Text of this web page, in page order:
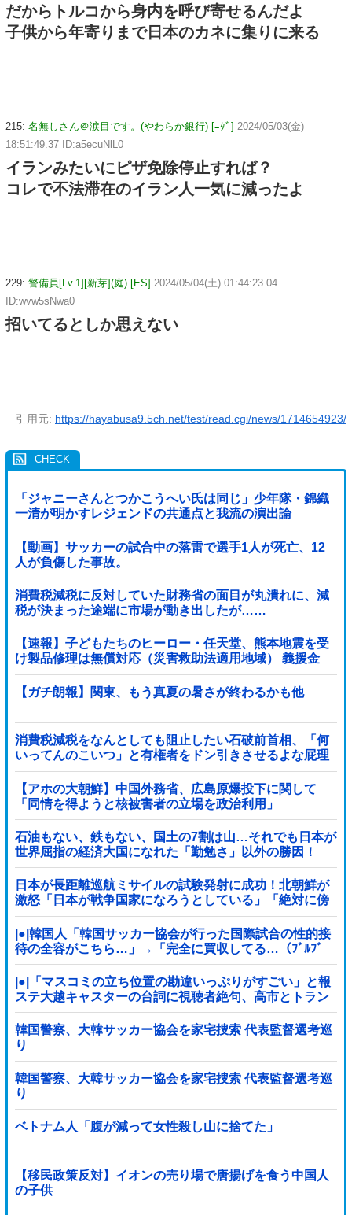
だからトルコから身内を呼び寄せるんだよ
子供から年寄りまで日本のカネに集りに来る
215: 名無しさん＠涙目です。(やわらか銀行) [ﾆﾀﾞ] 2024/05/03(金)
18:51:49.37 ID:a5ecuNlL0
イランみたいにピザ免除停止すれば？
コレで不法滞在のイラン人一気に減ったよ
229: 警備員[Lv.1][新芽](庭) [ES] 2024/05/04(土) 01:44:23.04
ID:wvw5sNwa0
招いてるとしか思えない
引用元: https://hayabusa9.5ch.net/test/read.cgi/news/1714654923/
「ジャニーさんとつかこうへい氏は同じ」少年隊・錦織
一清が明かすレジェンドの共通点と我流の演出論
【動画】サッカーの試合中の落雷で選手1人が死亡、12
人が負傷した事故。
消費税減税に反対していた財務省の面目が丸潰れに、減
税が決まった途端に市場が動き出したが……
【速報】子どもたちのヒーロー・任天堂、熊本地震を受
け製品修理は無償対応（災害救助法適用地域） 義援金
5000万円寄付
【ガチ朗報】関東、もう真夏の暑さが終わるかも他
消費税減税をなんとしても阻止したい石破前首相、「何
いってんのこいつ」と有権者をドン引きさせるよな屁理
屈を……
【アホの大朝鮮】中国外務省、広島原爆投下に関して
「同情を得ようと核被害者の立場を政治利用」
石油もない、鉄もない、国土の7割は山…それでも日本が
世界屈指の経済大国になれた「勤勉さ」以外の勝因！
日本が長距離巡航ミサイルの試験発射に成功！北朝鮮が
激怒「日本が戦争国家になろうとしている」「絶対に傍
観しない、必ず後悔させる」
|●|韓国人「韓国サッカー協会が行った国際試合の性的接
待の全容がこちら…」→「完全に買収してる…（ﾌﾞﾙﾌﾞ
ﾙ」＝韓国の反応
|●|「マスコミの立ち位置の勘違いっぷりがすごい」と報
ステ大越キャスターの台詞に視聴者絶句、高市とトラン
プを同列視させようという思惑がひしひしと
韓国警察、大韓サッカー協会を家宅捜索 代表監督選考巡
り
韓国警察、大韓サッカー協会を家宅捜索 代表監督選考巡
り
ベトナム人「腹が減って女性殺し山に捨てた」
【移民政策反対】イオンの売り場で唐揚げを食う中国人
の子供